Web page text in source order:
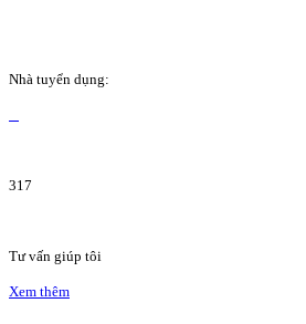
Nhà tuyển dụng:
317
Tư vấn giúp tôi
Xem thêm